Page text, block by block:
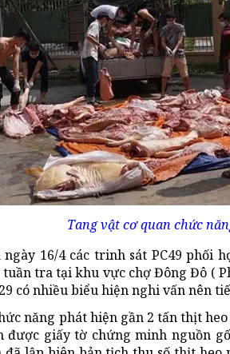
Tang vật cơ quan chức
ngày 16/4 các trinh sát PC49 phối
tuần tra tại khu vực chợ Đông Đô (
có nhiều biểu hiện nghi vấn nên
năng phát hiện gần 2 tấn thịt
giấy tờ chứng minh nguồn